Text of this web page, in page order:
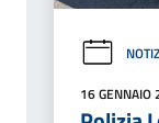
16 GENNAIO